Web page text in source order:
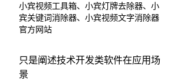
小宾视频工具箱、小宾灯牌去除器、小
宾关键词消除器、小宾视频文字消除器
官方网站
只是阐述技术开发类软件在应用场
景